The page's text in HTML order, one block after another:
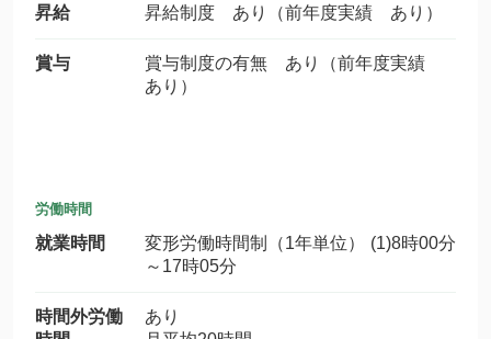
昇給 昇給制度 あり（前年度実績 あり）
賞与
賞与制度の有無 あり（前年度実績
あり）
労働時間
就業時間
変形労働時間制（1年単位） (1)8時00分
～17時05分
時間外労働
あり